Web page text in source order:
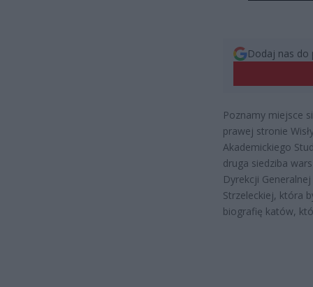
Dodaj nas do
Poznamy miejsce
prawej stronie
Akademickiego
druga siedziba
Dyrekcji
Strzeleckiej, która
biografię katów,